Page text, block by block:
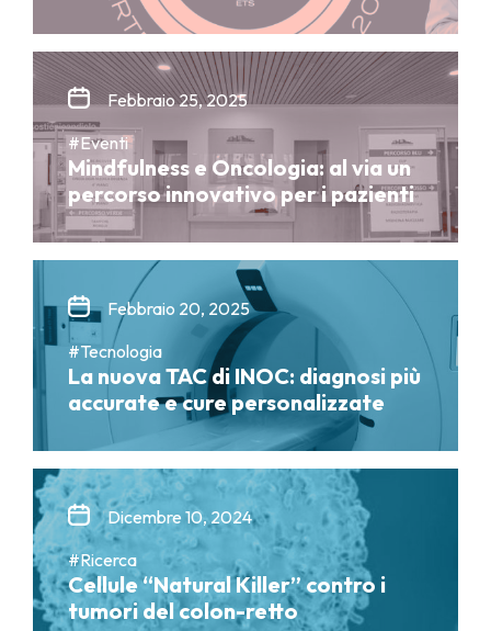
Febbraio 25, 2025
#Eventi
Mindfulness e Oncologia: al via un
percorso innovativo per i pazienti
Febbraio 20, 2025
#Tecnologia
La nuova TAC di INOC: diagnosi più
accurate e cure personalizzate
Dicembre 10, 2024
#Ricerca
Cellule “Natural Killer” contro i
tumori del colon-retto